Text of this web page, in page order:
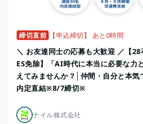
締切直前 【申込締切】 あと0時間
＼ お友達同士の応募も大歓迎 ／【28
ES免除】「AI時代に本当に必要な力
えてみませんか？│仲間・自分と本気
内定直結※8/7締切※
ナイル株式会社